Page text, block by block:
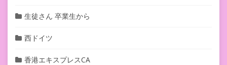
生徒さん 卒業生から
西ドイツ
香港エキスプレスCA